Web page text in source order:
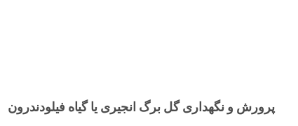
پرورش و نگهداری گل برگ انجیری یا گیاه فیلودندرون